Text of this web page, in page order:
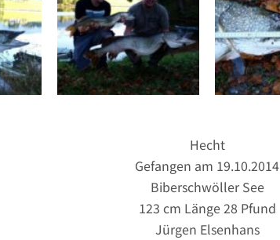
Hecht
Gefangen am 19.10.2014
Biberschwöller See
123 cm Länge 28 Pfund
Jürgen Elsenhans